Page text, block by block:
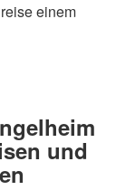
einem
und